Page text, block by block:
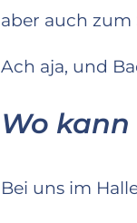
aber auch zum
Ach aja, und
Wo
Bei uns im